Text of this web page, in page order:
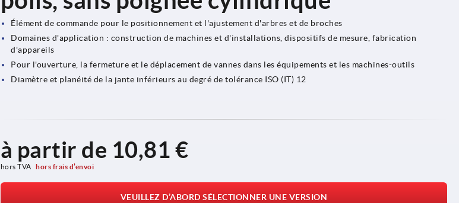
Élément de commande pour le positionnement et l'ajustement d'arbres et de broches
Domaines d'application : construction de machines et d'installations, dispositifs de mesure, fabrication
d'appareils
Pour l'ouverture, la fermeture et le déplacement de vannes dans les équipements et les machines-outils
Diamètre et planéité de la jante inférieurs au degré de tolérance ISO (IT) 12
à partir de 10,81 €
hors TVA hors frais d’envoi
VEUILLEZ D’ABORD SÉLECTIONNER UNE VERSION